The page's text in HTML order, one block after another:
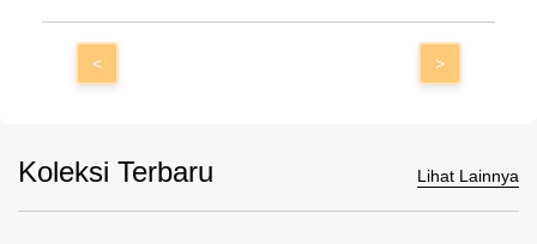
< >
Koleksi Terbaru Lihat Lainnya